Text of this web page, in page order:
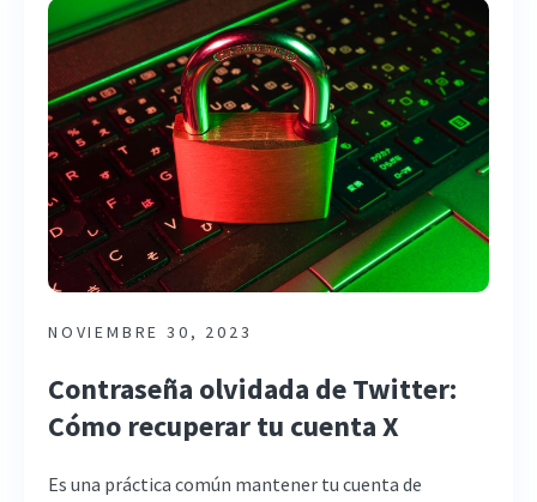
NOVIEMBRE 30, 2023
Contraseña olvidada de Twitter:
Cómo recuperar tu cuenta X
Es una práctica común mantener tu cuenta de